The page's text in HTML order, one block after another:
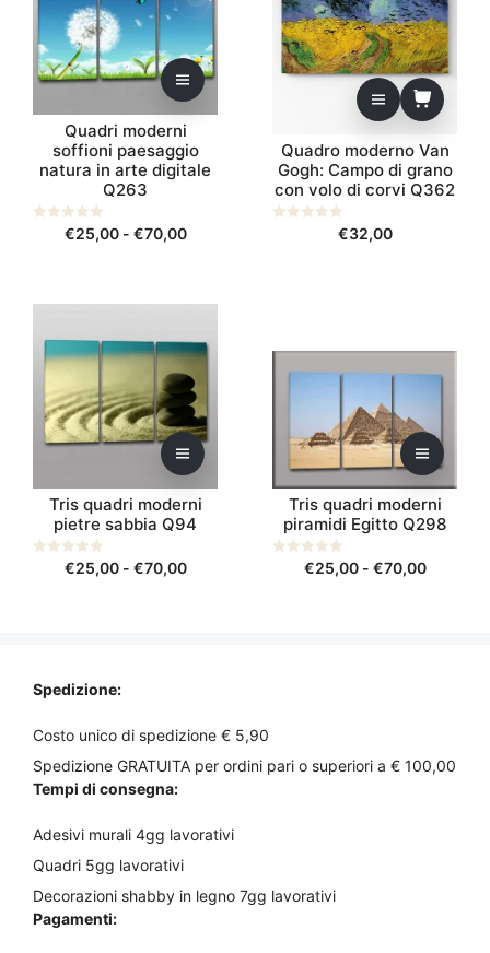
Quadri moderni
soffioni paesaggio
natura in arte digitale
Q263
€25,00 - €70,00Fascia
da
a
€70,00
varianti.
Le
opzioni
essere
scelte
nella
pagina
Quadro moderno Van
Gogh: Campo di grano
con volo di corvi Q362
€32,00
Tris quadri moderni
pietre sabbia Q94
€25,00 - €70,00Fascia
prodotto
ha
varianti.
Le
essere
scelte
nella
pagina
Tris quadri moderni
piramidi Egitto Q298
€25,00 - €70,00Fascia
Le
opzioni
possono
essere
scelte
nella
pagina
Spedizione:
Costo unico di spedizione € 5,90
Spedizione GRATUITA per ordini pari o superiori a € 100,00
Tempi di consegna:
Adesivi murali 4gg lavorativi
Quadri 5gg lavorativi
Decorazioni shabby in legno 7gg lavorativi
Pagamenti: